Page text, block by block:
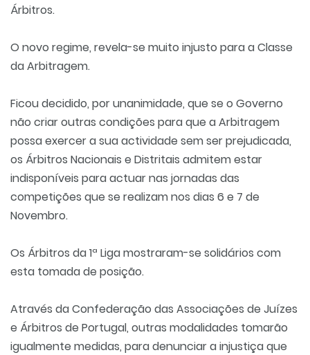
Árbitros.
O novo regime, revela-se muito injusto para a Classe
da Arbitragem.
Ficou decidido, por unanimidade, que se o Governo
não criar outras condições para que a Arbitragem
possa exercer a sua actividade sem ser prejudicada,
os Árbitros Nacionais e Distritais admitem estar
indisponíveis para actuar nas jornadas das
competições que se realizam nos dias 6 e 7 de
Novembro.
Os Árbitros da 1ª Liga mostraram-se solidários com
esta tomada de posição.
Através da Confederação das Associações de Juízes
e Árbitros de Portugal, outras modalidades tomarão
igualmente medidas, para denunciar a injustiça que